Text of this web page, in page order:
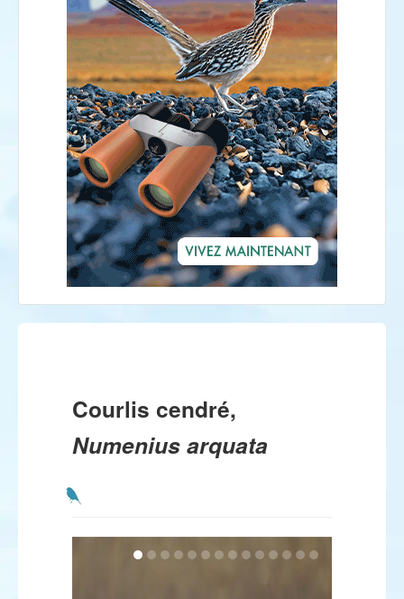
Courlis cendré,
Numenius arquata